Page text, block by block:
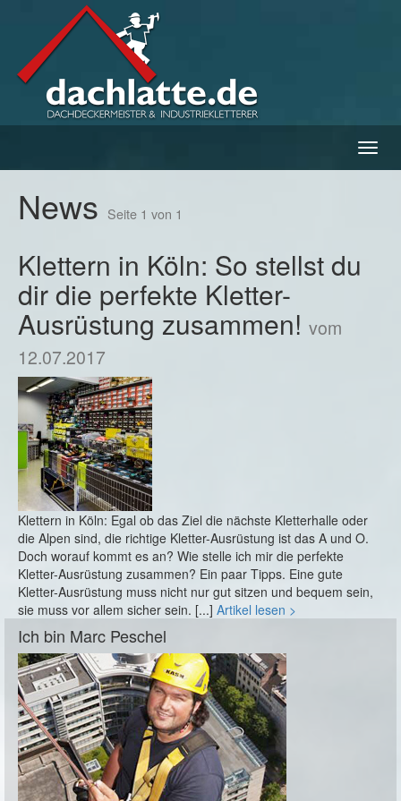
ein-/
News Seite 1 von 1
Klettern in Köln: So stellst du
dir die perfekte Kletter-
Ausrüstung zusammen! vom
12.07.2017
Klettern in Köln: Egal ob das Ziel die nächste Kletterhalle oder
die Alpen sind, die richtige Kletter-Ausrüstung ist das A und O.
Doch worauf kommt es an? Wie stelle ich mir die perfekte
Kletter-Ausrüstung zusammen? Ein paar Tipps. Eine gute
Kletter-Ausrüstung muss nicht nur gut sitzen und bequem sein,
sie muss vor allem sicher sein. [...] Artikel lesen >
Ich bin Marc Peschel